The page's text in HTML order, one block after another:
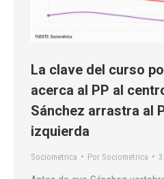
La clave del curso
acerca al PP al
Sánchez arrastra al
izquierda
Sociometrica Por Sociometrica